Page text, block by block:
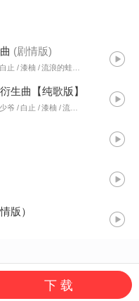
(剧情版)
_不知天命_ / 阿睿凌霓剑裳 / 龟娘 / 洛少爷 / 白止 / 漆柚 / 流浪的蛙蛙 / 祝贺 - 锵剑慨
生曲【纯歌版】
_不知天命_ / 阿睿凌霓剑裳 / 龟娘 / 祝贺 / 洛少爷 / 白止 / 漆柚 / 流浪的蛙蛙 - 锵剑慨
版）
下 载